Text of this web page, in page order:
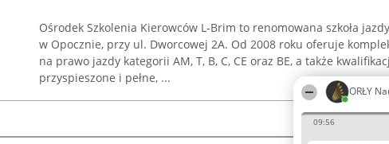
ORŁY
09:56
Ośrodek Szkolenia Kierowców L-Brim to renomowana szkoła
w Opocznie, przy ul. Dworcowej 2A. Od 2008 roku oferuje
na prawo jazdy kategorii AM, T, B, C, CE oraz BE, a także
przyspieszone i pełne, ...